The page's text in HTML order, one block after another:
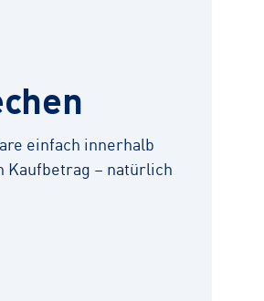
einfach innerhalb
Kaufbetrag – natürlich